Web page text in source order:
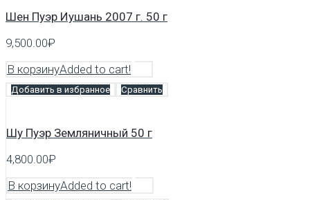
Шен Пуэр Иушань 2007 г. 50 г
9,500.00₽
В корзинуAdded to cart!
Добавить в избранное Сравнить
Шу Пуэр Земляничный 50 г
4,800.00₽
В корзинуAdded to cart!